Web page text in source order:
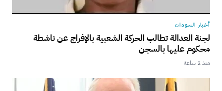
أخبار السودان
لجنة العدالة تطالب الحركة الشعبية بالإفراج عن ناشطة
محكوم عليها بالسجن
منذ 2 ساعة